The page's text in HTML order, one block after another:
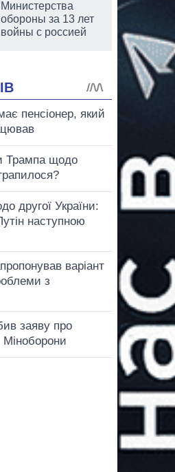
Министерства
обороны за 13 лет
войны с россией